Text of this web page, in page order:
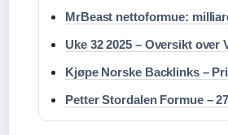
MrBeast nettoformue:
Uke 32 2025 – Oversikt
Kjøpe Norske Backlinks –
Petter Stordalen Formue –